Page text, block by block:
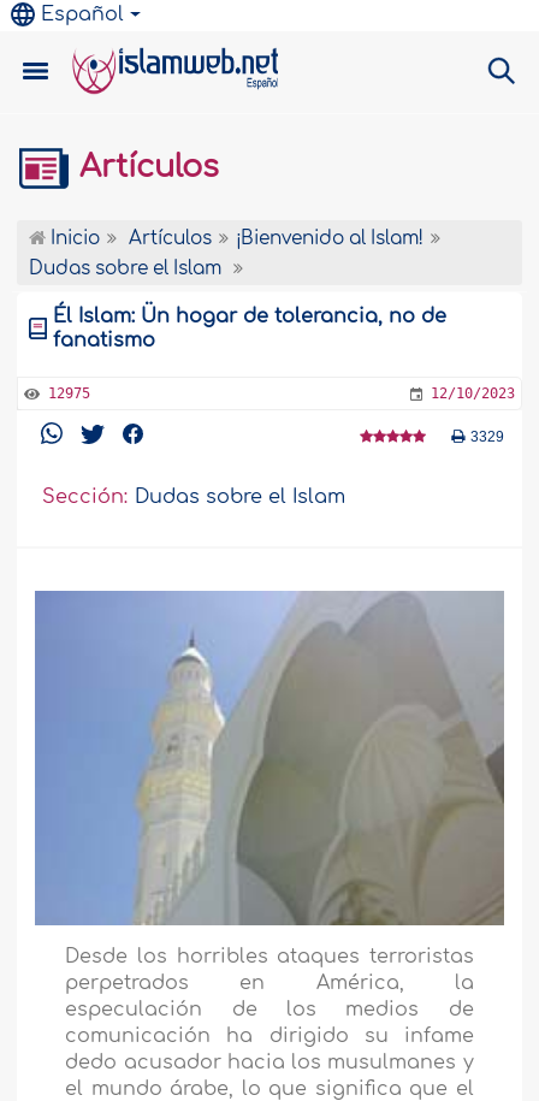
Español
Artículos
Inicio Artículos
¡Bienvenido al Islam!
Dudas sobre el Islam
Él Islam: Ün hogar de tolerancia, no de
fanatismo
12975 12/10/2023
3329
Sección: Dudas sobre el Islam
Desde los horribles ataques terroristas
perpetrados en América, la
especulación de los medios de
comunicación ha dirigido su infame
dedo acusador hacia los musulmanes y
el mundo árabe, lo que significa que el